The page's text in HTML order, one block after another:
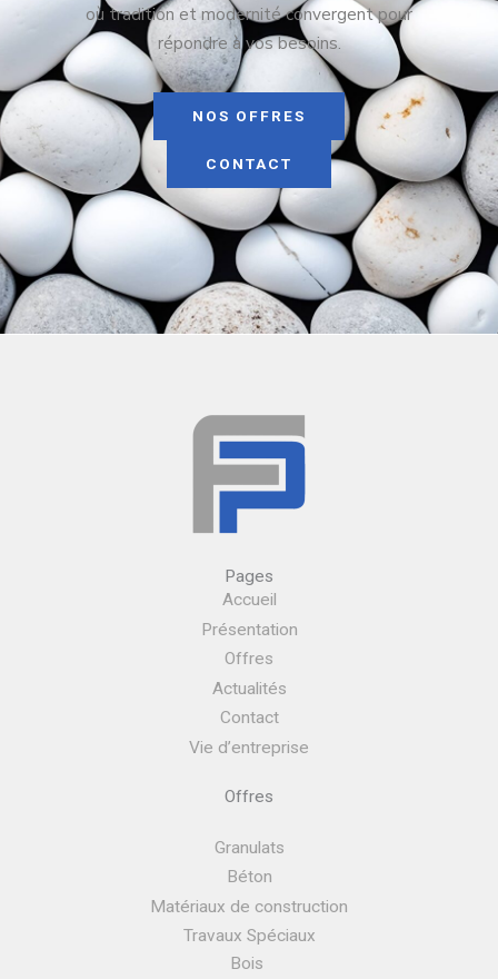
où tradition et modernité convergent pour
répondre à vos besoins.
NOS OFFRES
CONTACT
Pages
Accueil
Présentation
Offres
Actualités
Contact
Vie d’entreprise
Offres
Granulats
Béton
Matériaux de construction
Travaux Spéciaux
Bois